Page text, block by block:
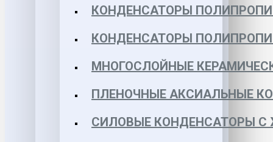
КОНДЕНСАТОРЫ
КОНДЕНСАТОРЫ
МНОГОСЛОЙНЫЕ
ПЛЕНОЧНЫЕ АКСИАЛЬНЫЕ
СИЛОВЫЕ КОНДЕНСАТОРЫ